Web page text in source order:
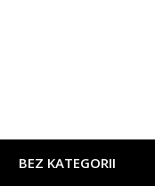
BEZ KATEGORII